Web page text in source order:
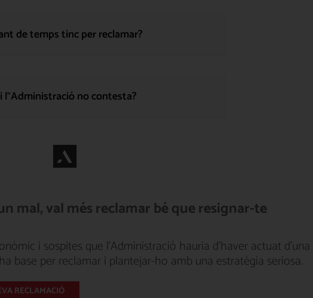
de temps tinc per reclamar?
l‟Administració no contesta?
mal, val més reclamar bé que resignar-te
i sospites que l'Administració hauria d'haver actuat d'una
base per reclamar i plantejar-ho amb una estratègia seriosa.
RECLAMACIÓ